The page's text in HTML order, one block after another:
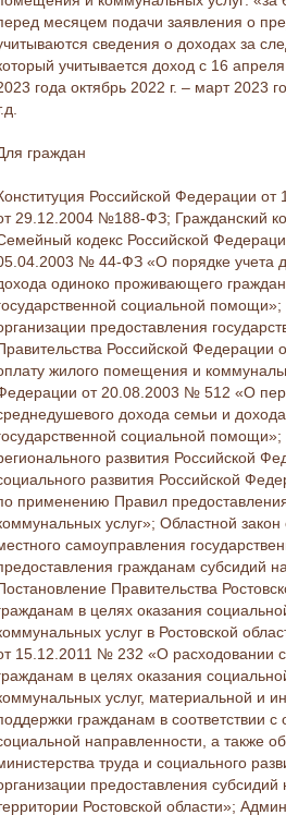
месяцем подачи заявления о
сведения о доходах за
учитывается доход с 16
года октябрь 2022 г. – март 2023
граждан
Российской Федерации
29.12.2004 №188-ФЗ; Гражданский
кодекс Российской
№ 44-ФЗ «О порядке учета
одиноко проживающего
социальной
предоставления
Российской
жилого помещения и
от 20.08.2003 № 512 «О
дохода семьи и
социальной
развития Российской
развития Российской
применению Правил
услуг»; Областной
самоуправления
гражданам субсидий
Правительства
в целях оказания
услуг в Ростовской
15.12.2011 № 232 «О расходовании
в целях оказания
услуг, материальной и
гражданам в соответствии
направленности, а также
труда и социального
предоставления
Ростовской области»;